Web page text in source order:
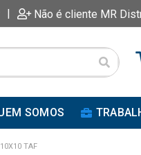
| Não é cliente MR
SOMOS
TAF